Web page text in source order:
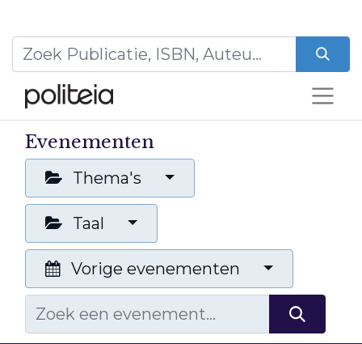
Evenementen
Thema's
Taal
Vorige evenementen